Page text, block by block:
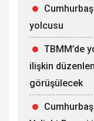
yolcusu
TBMM’de
ilişkin
görüşülecek